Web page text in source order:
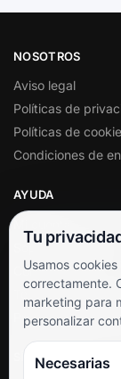
NOSOTROS
Aviso legal
Políticas de
Políticas de
Condiciones de
AYUDA
Soporte al cliente
Contacto
Términos y
Preguntas
SÍGUENOS
Tu
Usamos
correctamente.
marketing para
personalizar
Necesarias